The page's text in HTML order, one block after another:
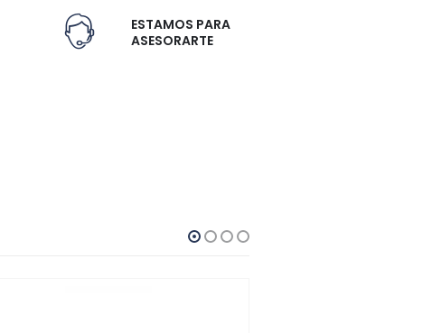
ESTAMOS PARA
ASESORARTE